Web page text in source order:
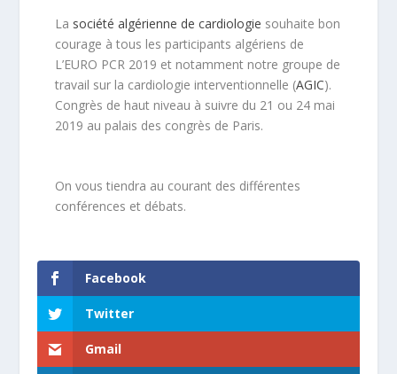
La société algérienne de cardiologie souhaite bon
courage à tous les participants algériens de
L’EURO PCR 2019 et notamment notre groupe de
travail sur la cardiologie interventionnelle (AGIC).
Congrès de haut niveau à suivre du 21 ou 24 mai
2019 au palais des congrès de Paris.
On vous tiendra au courant des différentes
conférences et débats.
Facebook
Twitter
Gmail